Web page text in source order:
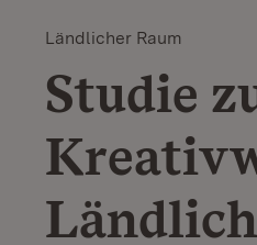
Ländlicher Raum
Studie